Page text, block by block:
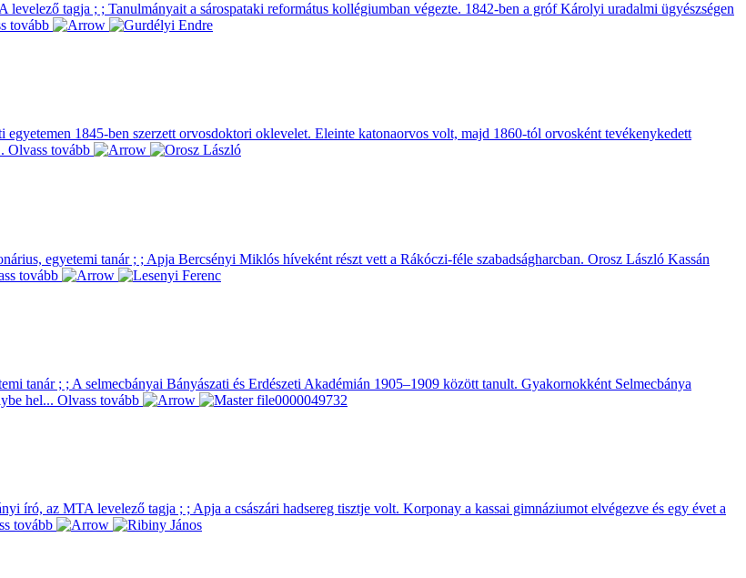
tagja ; ; Tanulmányait a sárospataki református kollégiumban végezte. 1842-ben a gróf Károlyi uradalmi ügyészségen
tovább
1845-ben szerzett orvosdoktori oklevelet. Eleinte katonaorvos volt, majd 1860-tól orvosként tevékenykedett
Olvass tovább
egyetemi tanár ; ; Apja Bercsényi Miklós híveként részt vett a Rákóczi-féle szabadságharcban. Orosz László Kassán
tovább
tanár ; ; A selmecbányai Bányászati és Erdészeti Akadémián 1905–1909 között tanult. Gyakornokként Selmecbánya
hel... Olvass tovább
író, az MTA levelező tagja ; ; Apja a császári hadsereg tisztje volt. Korponay a kassai gimnáziumot elvégezve és egy évet a
tovább